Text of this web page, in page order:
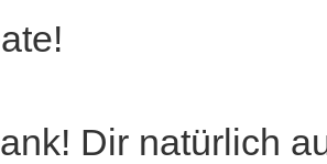
Dir natürlich